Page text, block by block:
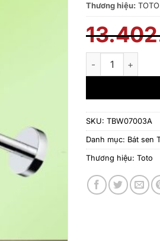
Thương hiệu: TOTO
Bát sen gắn
SKU: TBW07003A
Danh mục: Bát sen
Thương hiệu: Toto